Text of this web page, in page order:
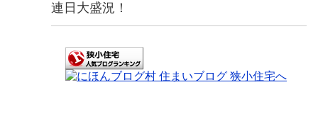
連日大盛況！